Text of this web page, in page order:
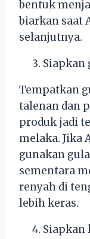
bentuk
biarkan saat
selanjutnya.
Siapkan
Tempatkan
talenan dan
produk jadi
melaka. Jika
gunakan
sementara
renyah di
lebih keras.
Siapkan